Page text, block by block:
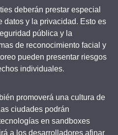
deberán prestar especial
datos y la privacidad. Esto es
pública y la
de reconocimiento facial y
pueden presentar riesgos
individuales.
promoverá una cultura de
ciudades podrán
en sandboxes
a los desarrolladores afinar